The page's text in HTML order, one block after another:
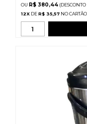
R$ 380,44 (DESCONTO
12X DE R$ 35,57